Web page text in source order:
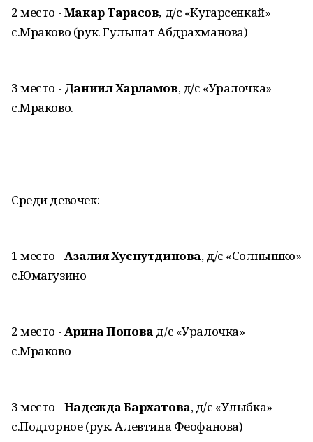
2 место -Макар Тарасов, д/с «Кугарсенкай»
с.Мраково (рук. Гульшат Абдрахманова)
3 место - Даниил Харламов, д/с «Уралочка»
с.Мраково.
Среди девочек:
1 место -Азалия Хуснутдинова, д/с «Солнышко»
с.Юмагузино
2 место -Арина Попова д/с «Уралочка»
с.Мраково
3 место -Надежда Бархатова, д/с «Улыбка»
с.Подгорное (рук. Алевтина Феофанова)